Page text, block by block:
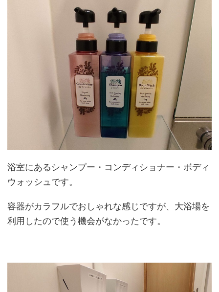
浴室にあるシャンプー・コンディショナー・ボディ
ウォッシュです。
容器がカラフルでおしゃれな感じですが、大浴場を
利用したので使う機会がなかったです。